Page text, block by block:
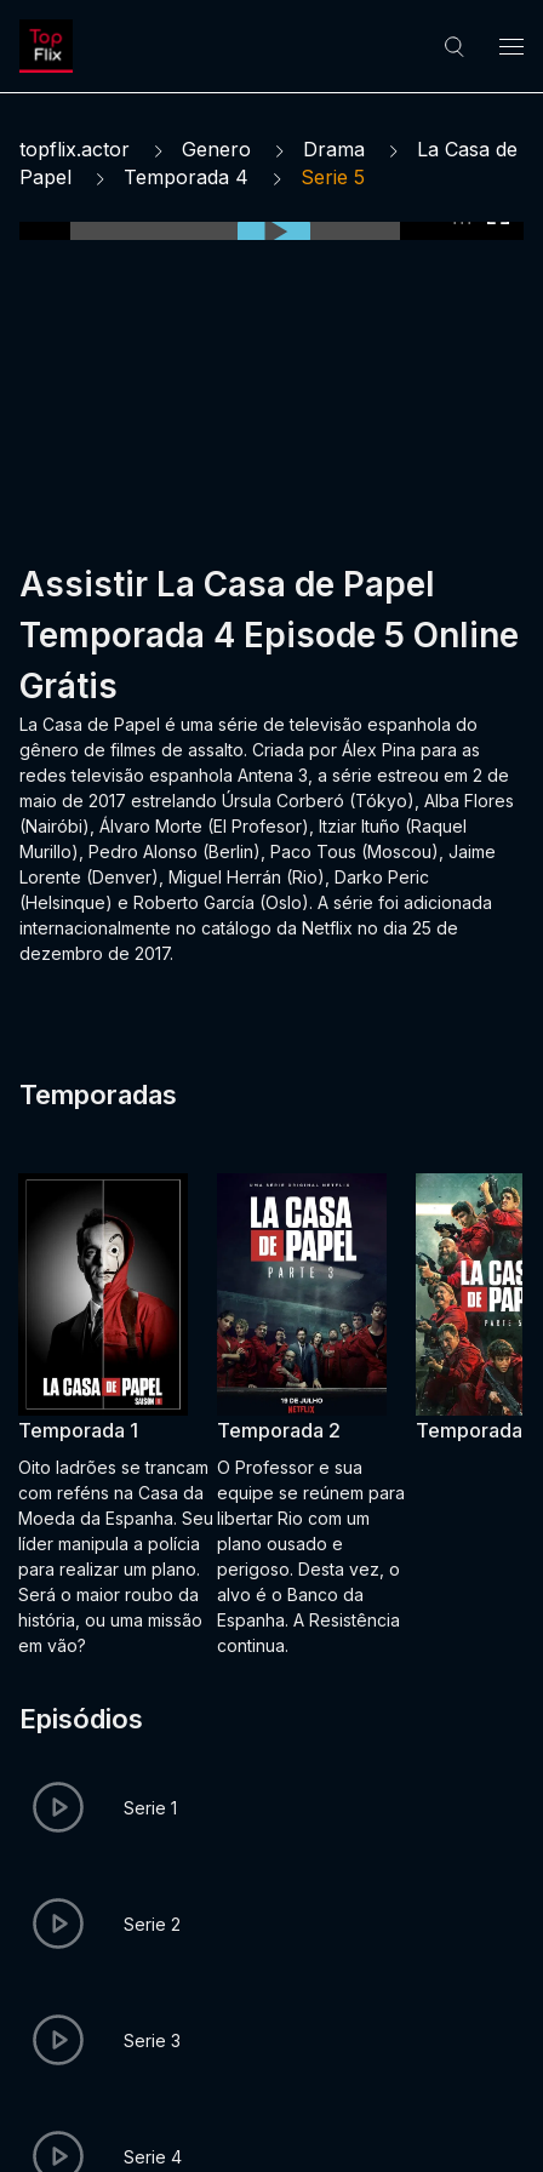
topflix.actor Genero Drama
La Casa de
Papel
Temporada 4 Serie 5
Assistir La Casa de Papel
Temporada 4 Episode 5 Online
Grátis
La Casa de Papel é uma série de televisão espanhola do
gênero de filmes de assalto. Criada por Álex Pina para as
redes televisão espanhola Antena 3, a série estreou em 2 de
maio de 2017 estrelando Úrsula Corberó (Tókyo), Alba Flores
(Nairóbi), Álvaro Morte (El Profesor), Itziar Ituño (Raquel
Murillo), Pedro Alonso (Berlin), Paco Tous (Moscou), Jaime
Lorente (Denver), Miguel Herrán (Rio), Darko Peric
(Helsinque) e Roberto García (Oslo). A série foi adicionada
internacionalmente no catálogo da Netflix no dia 25 de
dezembro de 2017.
Temporadas
Temporada 1
Oito ladrões se trancam
com reféns na Casa da
Moeda da Espanha. Seu
líder manipula a polícia
para realizar um plano.
Será o maior roubo da
história, ou uma missão
em vão?
Temporada 2
O Professor e sua
equipe se reúnem para
libertar Rio com um
plano ousado e
perigoso. Desta vez, o
alvo é o Banco da
Espanha. A Resistência
continua.
Temporada 3
Episódios
Serie 1
Serie 2
Serie 3
Serie 4